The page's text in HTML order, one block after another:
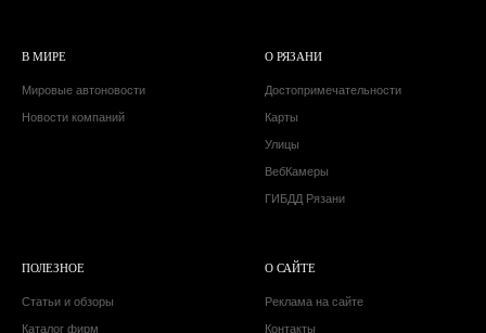
В МИРЕ
Мировые автоновости
Новости компаний
О РЯЗАНИ
Достопримечательности
Карты
Улицы
ВебКамеры
ГИБДД Рязани
ПОЛЕЗНОЕ
Статьи и обзоры
Каталог фирм
О САЙТЕ
Реклама на сайте
Контакты